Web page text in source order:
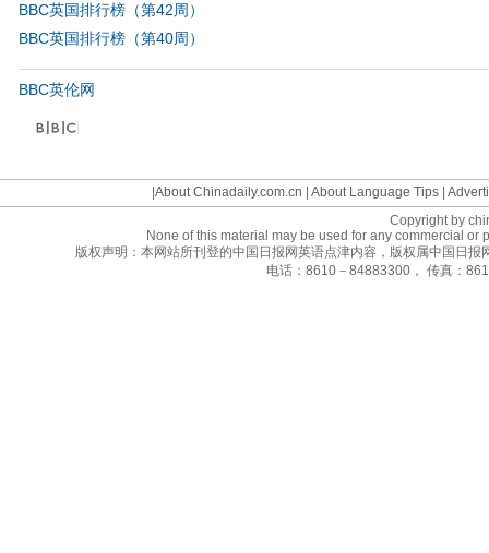
BBC英国排行榜（第42周）
BBC英国排行榜（第40周）
BBC英伦网